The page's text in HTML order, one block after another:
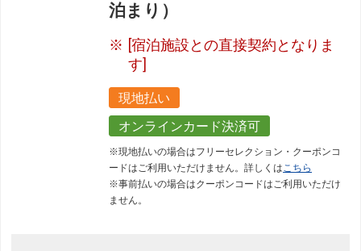
泊まり）
[宿泊施設との直接契約となりま
す]
現地払い
オンラインカード決済可
※現地払いの場合はフリーセレクション・クーポンコ
ードはご利用いただけません。詳しくはこちら
※事前払いの場合はクーポンコードはご利用いただけ
ません。